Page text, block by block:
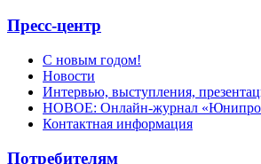
Пресс-центр
С новым годом!
Новости
Интервью, выступления,
НОВОЕ: Онлайн-журнал «Юнипро
Контактная информация
Потребителям